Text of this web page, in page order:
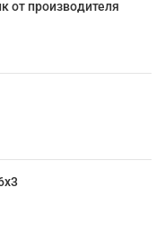
от производителя